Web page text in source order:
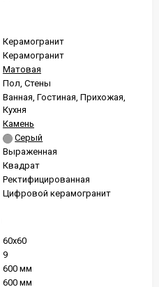
Керамогранит
Керамогранит
Матовая
Пол, Стены
Ванная, Гостиная, Прихожая,
Кухня
Камень
Серый
Выраженная
Квадрат
Ректифицированная
Цифровой керамогранит
60x60
9
600 мм
600 мм